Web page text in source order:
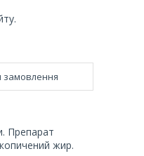
замовлення
Препарат
жир.